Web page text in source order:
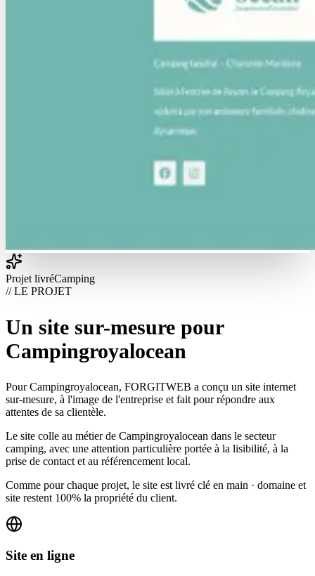
Projet livréCamping
// LE PROJET
Un site sur-mesure pour
Campingroyalocean
Pour Campingroyalocean, FORGITWEB a conçu un site internet
sur-mesure, à l'image de l'entreprise et fait pour répondre aux
attentes de sa clientèle.
Le site colle au métier de Campingroyalocean dans le secteur
camping, avec une attention particulière portée à la lisibilité, à la
prise de contact et au référencement local.
Comme pour chaque projet, le site est livré clé en main · domaine et
site restent 100% la propriété du client.
Site en ligne